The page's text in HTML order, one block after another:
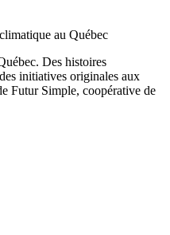
Des histoires
initiatives originales aux
Futur Simple, coopérative de